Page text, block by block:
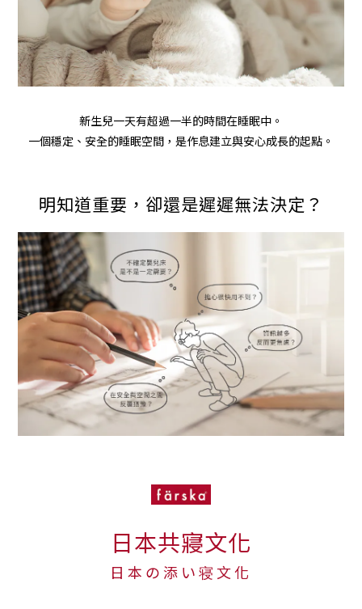
新生兒一天有超過一半的時間在睡眠中。
一個穩定、安全的睡眠空間，是作息建立與安心成長的起點。
明知道重要，卻還是遲遲無法決定？
日本共寢文化
日本の添い寝文化